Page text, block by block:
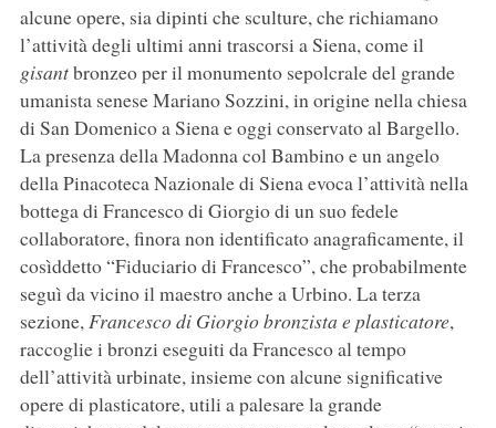
alcune opere, sia dipinti che sculture, che richiamano
l’attività degli ultimi anni trascorsi a Siena, come il
gisantbronzeo per il monumento sepolcrale del grande
umanista senese Mariano Sozzini, in origine nella chiesa
di San Domenico a Siena e oggi conservato al Bargello.
La presenza della Madonna col Bambino e un angelo
della Pinacoteca Nazionale di Siena evoca l’attività nella
bottega di Francesco di Giorgio di un suo fedele
collaboratore, finora non identificato anagraficamente, il
cosìddetto “Fiduciario di Francesco”, che probabilmente
seguì da vicino il maestro anche a Urbino. La terza
sezione,Francesco di Giorgio bronzista e plasticatore,
raccoglie i bronzi eseguiti da Francesco al tempo
dell’attività urbinate, insieme con alcune significative
opere di plasticatore, utili a palesare la grande